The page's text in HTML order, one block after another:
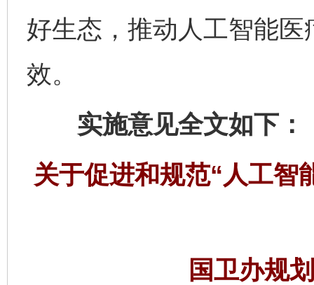
好生态，推动人工智能
效。
实施意见全文如下：
关于促进和规范“人工智
国卫办规